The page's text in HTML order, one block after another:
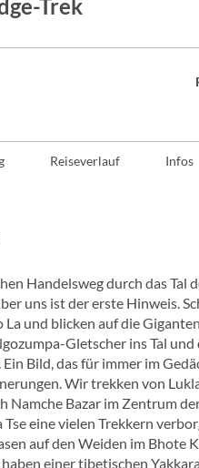
Trek
Reiseverlauf Infos
Handelsweg durch das Tal
uns ist der erste Hinweis.
La und blicken auf die
Gletscher ins Tal
Bild, das für immer im
Wir trekken von
Namche Bazar im Zentrum
eine vielen Trekkern
auf den Weiden im Bhote
einer tibetischen